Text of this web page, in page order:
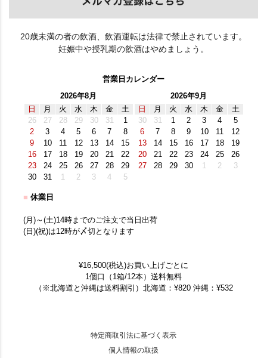
20歳未満の者の飲酒、飲酒運転は法律で禁止されています。
妊娠中や授乳期の飲酒はやめましょう。
営業日カレンダー
2026年8月
日
月 火 水 木 金
土
26
27 28 29 30 31
1
2
3 4 5 6 7
8
9
10 11 12 13 14
15
16
17 18 19 20 21
22
23
24 25 26 27 28
29
30
31 1 2 3 4 5
2026年9月
日
月 火 水 木 金
土
30
31 1 2 3 4
5
6
7 8 9 10 11
12
13
14 15 16 17 18
19
20
21 22 23 24 25
26
27
28 29 30 1 2 3
■ 休業日
(月)～(土)14時までのご注文で当日出荷
(日)(祝)は12時が〆切となります
¥16,500(税込)お買い上げごとに
1個口（1箱/12本）送料無料
（※北海道と沖縄は送料割引）北海道：¥820 沖縄：¥532
特定商取引法に基づく表示
個人情報の取扱